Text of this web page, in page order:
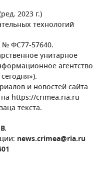
2023 г.)
технологий
№ ФС77-57640.
унитарное
агентство
и новостей сайта
https://crimea.ria.ru
текста.
news.crimea@ria.ru